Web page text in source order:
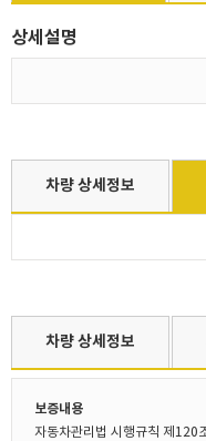
상세설명
차량 상세정보
차량 상세정보
보증내용
자동차관리법 시행규칙 제120